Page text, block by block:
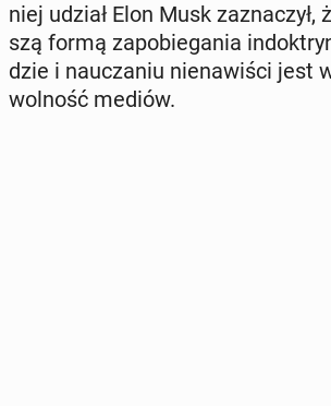
niej udział Elon Musk
szą formą za­po­bie­ga­nia
dzie i na­ucza­niu nie­na­wi­ści jest
wolność mediów.